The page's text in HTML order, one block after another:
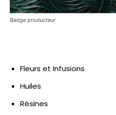
Badge producteur
Fleurs et Infusions
Huiles
Résines